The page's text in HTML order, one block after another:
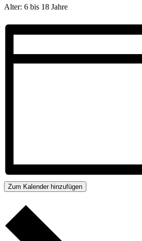
Alter: 6 bis 18 Jahre
Zum Kalender hinzufügen